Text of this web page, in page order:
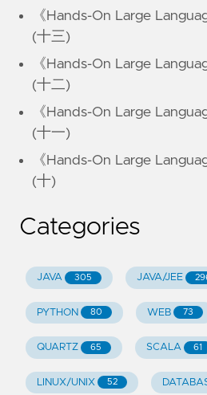
《Hands-On Large
(十三)
《Hands-On Large
(十二)
《Hands-On Large
(十一)
《Hands-On Large
(十)
Categories
JAVA 305 JAVA/JEE
PYTHON 80 WEB 73
QUARTZ 65 SCALA 61
LINUX/UNIX 52